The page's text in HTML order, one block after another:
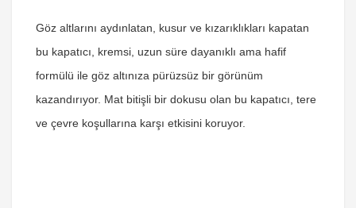
Göz altlarını aydınlatan, kusur ve kızarıklıkları kapatan
bu kapatıcı, kremsi, uzun süre dayanıklı ama hafif
formülü ile göz altınıza pürüzsüz bir görünüm
kazandırıyor. Mat bitişli bir dokusu olan bu kapatıcı, tere
ve çevre koşullarına karşı etkisini koruyor.